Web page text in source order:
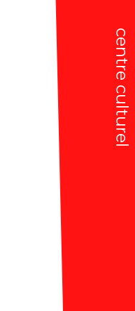
centre culturel